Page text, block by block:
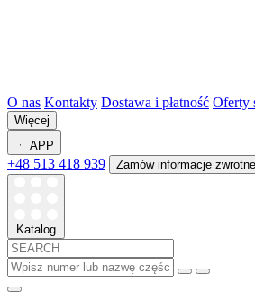
O nas Kontakty Dostawa i płatność Oferty
Więcej
APP
+48 513 418 939 Zamów informacje zwrotne
Katalog